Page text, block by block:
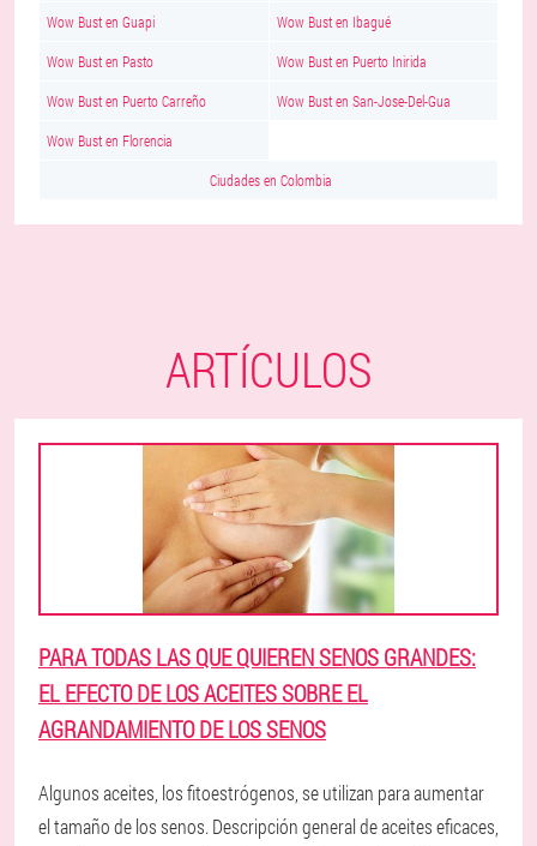
Wow Bust en Guapi Wow Bust en Ibagué
Wow Bust en Pasto Wow Bust en Puerto Inirida
Wow Bust en Puerto Carreño Wow Bust en San-Jose-Del-Gua
Wow Bust en Florencia
Ciudades en Colombia
ARTÍCULOS
PARA TODAS LAS QUE QUIEREN SENOS GRANDES:
EL EFECTO DE LOS ACEITES SOBRE EL
AGRANDAMIENTO DE LOS SENOS
Algunos aceites, los fitoestrógenos, se utilizan para aumentar
el tamaño de los senos. Descripción general de aceites eficaces,